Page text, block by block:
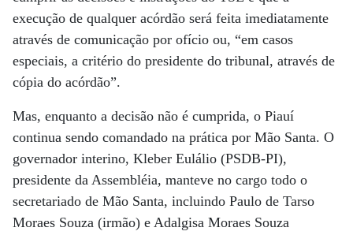
execução de qualquer acórdão será feita imediatamente
através de comunicação por ofício ou, “em casos
especiais, a critério do presidente do tribunal, através de
cópia do acórdão”.
Mas, enquanto a decisão não é cumprida, o Piauí
continua sendo comandado na prática por Mão Santa. O
governador interino, Kleber Eulálio (PSDB-PI),
presidente da Assembléia, manteve no cargo todo o
secretariado de Mão Santa, incluindo Paulo de Tarso
Moraes Souza (irmão) e Adalgisa Moraes Souza